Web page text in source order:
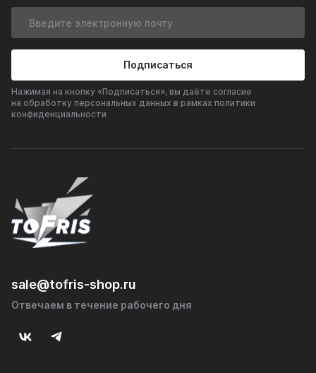
Подписаться
Нажимая на кнопку «Подписаться», вы даёте согласие
на обработку персональных данных в рамках политики
конфиденциальности
sale@tofris-shop.ru
Отвечаем в течение рабочего дня